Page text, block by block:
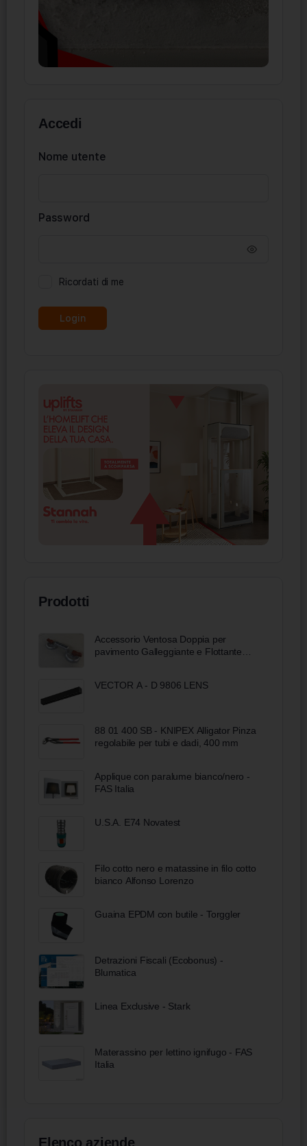
Accedi
Nome utente
Password
Ricordati di me
Prodotti
Accessorio Ventosa Doppia per
pavimento Galleggiante e Flottante
VECTOR A - D 9806 LENS
88 01 400 SB - KNIPEX Alligator Pinza
regolabile per tubi e dadi, 400 mm
Applique con paralume bianco/nero -
FAS Italia
U.S.A. E74 Novatest
Filo cotto nero e matassine in filo cotto
bianco Alfonso Lorenzo
Guaina EPDM con butile - Torggler
Detrazioni Fiscali (Ecobonus) -
Blumatica
Linea Exclusive - Stark
Materassino per lettino ignifugo - FAS
Italia
Elenco aziende